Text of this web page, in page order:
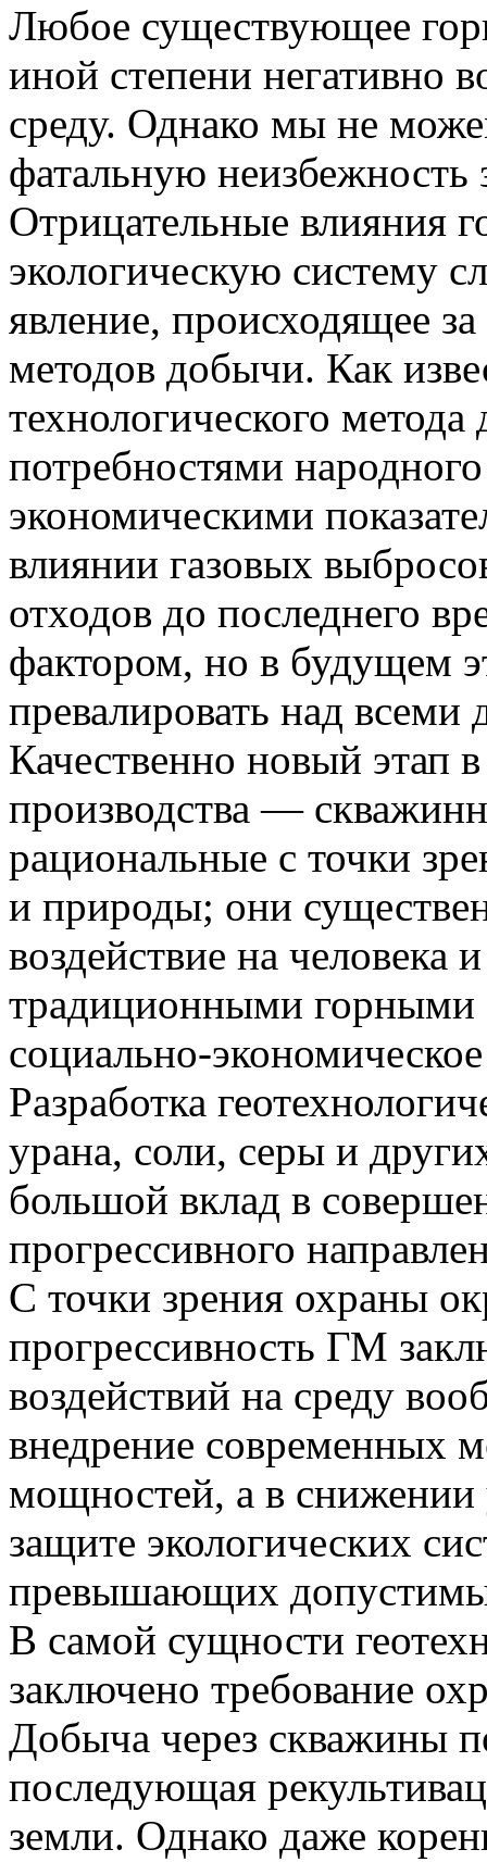
Любое существующее
иной степени негативно
среду. Однако мы не
фатальную неизбежность
Отрицательные влияния
экологическую систему
явление, происходящее
методов добычи. Как
технологического
потребностями
экономическими
влиянии газовых
отходов до последнего
фактором, но в будущем
превалировать над всеми
Качественно новый этап
производства —
рациональные с точки
и природы; они
воздействие на человека
традиционными горными
социально-
Разработка
урана, соли, серы и
большой вклад в
прогрессивного
С точки зрения охраны
прогрессивность ГМ
воздействий на среду
внедрение современных
мощностей, а в снижении
защите экологических
превышающих
В самой сущности
заключено требование
Добыча через скважины
последующая
земли. Однако даже